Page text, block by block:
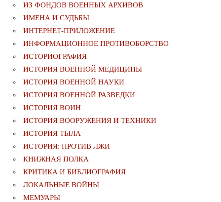
ИЗ ФОНДОВ ВОЕННЫХ АРХИВОВ
ИМЕНА И СУДЬБЫ
ИНТЕРНЕТ-ПРИЛОЖЕНИЕ
ИНФОРМАЦИОННОЕ ПРОТИВОБОРСТВО
ИСТОРИОГРАФИЯ
ИСТОРИЯ ВОЕННОЙ МЕДИЦИНЫ
ИСТОРИЯ ВОЕННОЙ НАУКИ
ИСТОРИЯ ВОЕННОЙ РАЗВЕДКИ
ИСТОРИЯ ВОИН
ИСТОРИЯ ВООРУЖЕНИЯ И ТЕХНИКИ
ИСТОРИЯ ТЫЛА
ИСТОРИЯ: ПРОТИВ ЛЖИ
КНИЖНАЯ ПОЛКА
КРИТИКА И БИБЛИОГРАФИЯ
ЛОКАЛЬНЫЕ ВОЙНЫ
МЕМУАРЫ